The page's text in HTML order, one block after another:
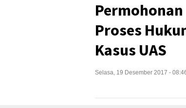
Proses
Kasus UAS
Selasa, 19 Desember 2017 -